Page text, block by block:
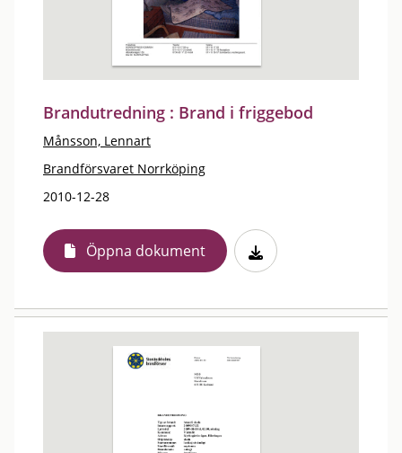
Brandutredning : Brand i friggebod
Månsson, Lennart
Brandförsvaret Norrköping
2010-12-28
Öppna dokument